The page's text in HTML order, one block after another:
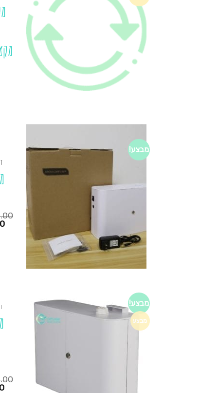
מבצע!
המחיר
₪725.00.
מבצע!
מבצע
המחיר